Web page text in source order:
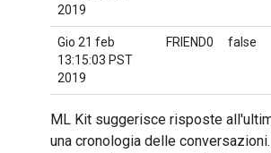
2019
Gio 21 feb
13:15:03 PST
2019
FRIEND0 false
ML Kit suggerisce risposte
una cronologia delle